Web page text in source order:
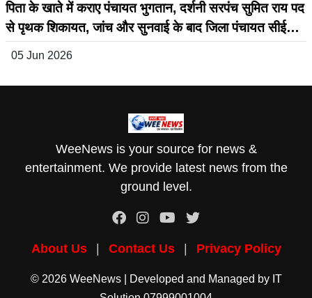
पिता के खाते में कराए पंचायत भुगतान, दर्शनी सरपंच सुमित राय पद
से पृथक शिकायत, जांच और सुनवाई के बाद जिला पंचायत सीईओ
ने जारी किया बड़ा आदेश
05 Jun 2026
WeeNews is your source for news &
entertainment. We provide latest news from the
ground level.
About Us Contact Us Privacy Policy
© 2026 WeeNews | Developed and Managed by IT